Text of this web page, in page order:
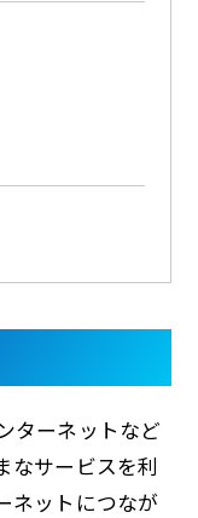
ターネットなど
なサービスを利
ネットにつなが